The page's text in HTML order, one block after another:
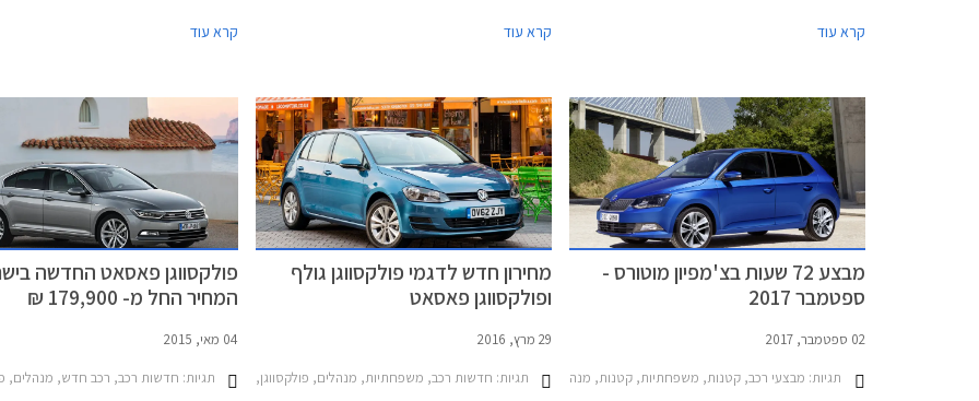
האחרונה הצטרפו גם יונדאי איוניק 6 שתושק בחודש
הבא בישראל, BYD סיל שעושה את צעדיה
הראשונים באירופה בימים אלה ומכוניות סיניות
אחרות.
קרא עוד
תאורה, שבכה קדמית ופגושים בעיצוב מודרני ורענן
קרא עוד
קרא עוד
מבצע 72 שעות בצ'מפיון מוטורס -
ספטמבר 2017
02 ספטמבר, 2017
תגיות: מבצעי רכב, קטנות, משפחתיות, קטנות, מנהלים, פנאי שטח, סקודה, פולקסווגן, פולקסווגן פאסאט 2015-2019, סקודה אוקטביה 2017-2020, סקודה יטי 2014-2018, סקודה סופרב 2015-2019, סקודה פאביה 2008-2010, סקודה סיטיגו 2012-2017, פולקסווגן גולף 5 דלתות 2017-2021, פולקסווגן ג'טה 2015-2018, פולקסווגן חיפושית 2014-2018, פולקסווגן טיגואן 2017-2020, פולקסווגן פולו 5 דלתות 2014-2018מבצע צ'מפיון מוטורס ספטמבר 2017
מחירון חדש לדגמי פולקסווגן גולף
ופולקסווגן פאסאט
29 מרץ, 2016
תגיות: חדשות רכב, משפחתיות, מנהלים, פולקסווגן, פולקסווגן פאסאט 2015-2019, פולקסווגן גולף 5 דלתות 2013-2017מחירון רכב
פולקסווגן פאסאט החדשה
המחיר החל מ- 179,900 ₪
04 מאי, 2015
תגיות: חדשות רכב, רכב חדש, מנהלים,